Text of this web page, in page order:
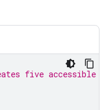
five accessible